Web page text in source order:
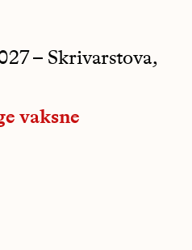
– Skrivarstova,
vaksne